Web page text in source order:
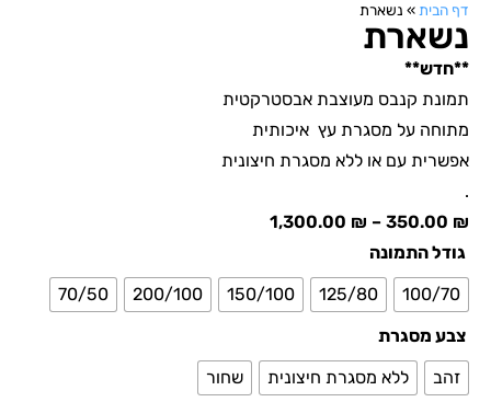
דף הבית » נשארת
נשארת
**חדש**
תמונת קנבס מעוצבת אבסטרקטית
מתוחה על מסגרת עץ איכותית
אפשרית עם או ללא מסגרת חיצונית
.
350.00 ₪
–
1,300.00 ₪
גודל התמונה
100/70
125/80
150/100
200/100
70/50
צבע מסגרת
זהב
ללא מסגרת חיצונית שחור